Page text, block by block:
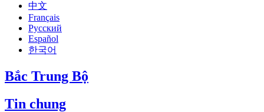
中文
Français
Русский
Español
한국어
Bắc Trung Bộ
Tin chung